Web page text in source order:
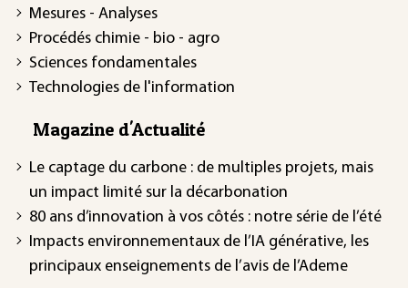
Mesures - Analyses
Procédés chimie - bio - agro
Sciences fondamentales
Technologies de l'information
Magazine d'Actualité
Le captage du carbone : de multiples projets, mais
un impact limité sur la décarbonation
80 ans d’innovation à vos côtés : notre série de l’été
Impacts environnementaux de l’IA générative, les
principaux enseignements de l’avis de l’Ademe